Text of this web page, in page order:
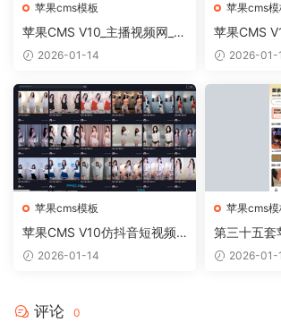
苹果cms模板
苹果CMS V10_主播视频网_二
开苹果cms视频网站源码模板
2026-01-14
苹果cms模
苹果CMS
苹果cms视
2026-01-
苹果cms模板
苹果CMS V10仿抖音短视频
官网模板源码
2026-01-14
苹果cms模
第三十五套
热门短剧模
2026-01-
评论 0